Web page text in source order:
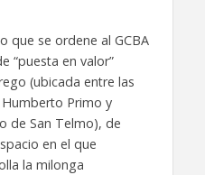
que se ordene al GCBA
“puesta en valor”
(ubicada entre las
Primo y
de San Telmo), de
en el que
la milonga